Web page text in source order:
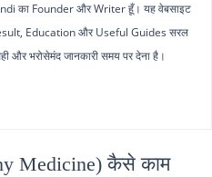
का Founder और Writer हूँ। यह वेबसाइट
Education और Useful Guides सरल
और भरोसेमंद जानकारी समय पर देना है।
Medicine) कैसे काम